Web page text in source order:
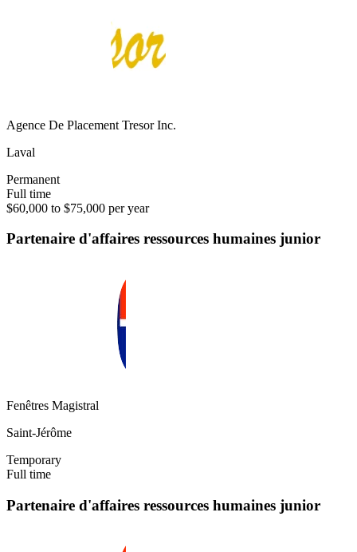
Agence De Placement Tresor Inc.
Laval
Permanent
Full time
$60,000 to $75,000 per year
Partenaire d'affaires ressources humaines junior
Fenêtres Magistral
Saint-Jérôme
Temporary
Full time
Partenaire d'affaires ressources humaines junior